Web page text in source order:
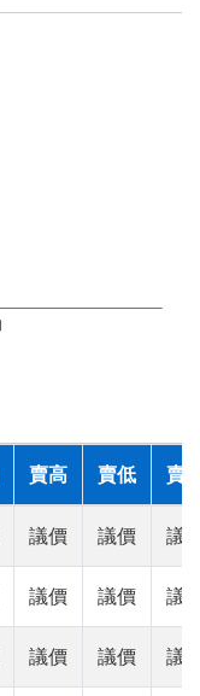
賣高 賣低 賣
議價 議價 議
議價 議價 議
議價 議價 議